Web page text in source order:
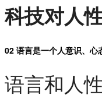
科技对人
02 语言是一个人意识、心
语言和人